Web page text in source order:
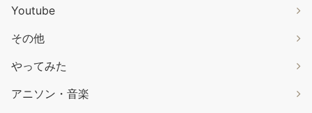
Youtube
その他
やってみた
アニソン・音楽